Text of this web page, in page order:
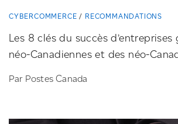
CYBERCOMMERCE RECOMMANDATIONS
Les 8 clés du succès d’entreprises
néo-Canadiennes et des néo-
Par Postes Canada